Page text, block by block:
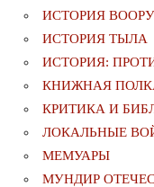
ИСТОРИЯ
ИСТОРИЯ ТЫЛА
ИСТОРИЯ:
КНИЖНАЯ
КРИТИКА И
ЛОКАЛЬНЫЕ
МЕМУАРЫ
МУНДИР